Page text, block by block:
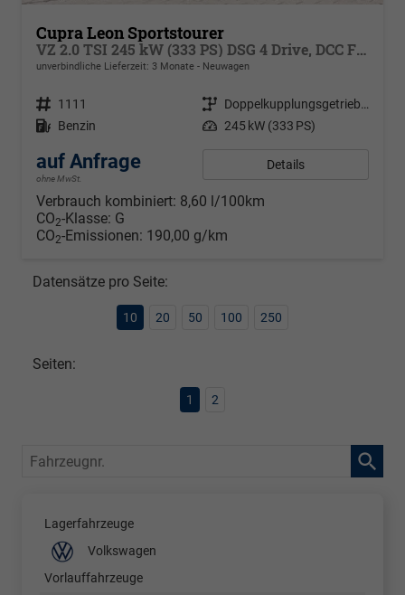
Cupra Leon Sportstourer
VZ 2.0 TSI 245 kW (333 PS) DSG 4 Drive, DCC Fahrwerk,Sportschalensitze beheizbar, elektrisch einstellbar , Dynamik Paket, Sport HML, LED, Klimaautomatik 3 Zonen, Heckklappe elektrish m. Virtual Pedal, PDC,
unverbindliche Lieferzeit: 3 Monate Neuwagen
Fahrzeugnr. 1111 Getriebe
Doppelkupplungsgetriebe (DSG)
Kraftstoff Benzin Leistung 245 kW (333 PS)
auf Anfrage
ohne MwSt.
Details
Verbrauch kombiniert: 8,60 l/100km
CO2-Klasse: G
CO2-Emissionen: 190,00 g/km
Datensätze pro Seite:
10 20 50 100 250
Seiten:
1 2
Fahrzeugnr.
Lagerfahrzeuge
Volkswagen
Vorlauffahrzeuge